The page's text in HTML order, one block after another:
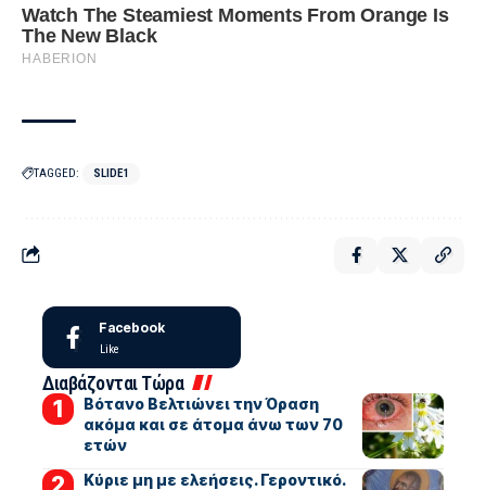
TAGGED: SLIDE1
Facebook
Like
Διαβάζονται Τώρα
Βότανο Βελτιώνει την Όραση
ακόμα και σε άτομα άνω των 70
ετών
Kύριε μη με ελεήσεις. Γεροντικό.